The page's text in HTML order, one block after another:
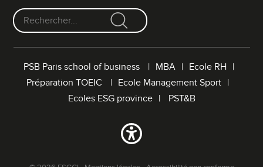
F
PSB Paris school of business MBA
Ecole RH
Préparation TOEIC
Ecole Management Sport
Ecoles ESG province
PST&B